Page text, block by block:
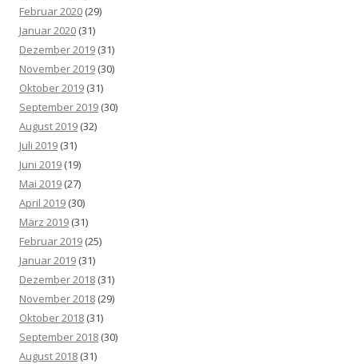
Februar 2020 (29)
Januar 2020 (31)
Dezember 2019 (31)
November 2019 (30)
Oktober 2019 (31)
September 2019 (30)
August 2019 (32)
Juli 2019 (31)
Juni 2019 (19)
Mai 2019 (27)
April 2019 (30)
März 2019 (31)
Februar 2019 (25)
Januar 2019 (31)
Dezember 2018 (31)
November 2018 (29)
Oktober 2018 (31)
September 2018 (30)
August 2018 (31)